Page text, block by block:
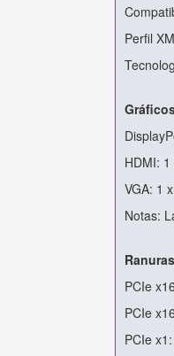
Perfil
HDMI:
VGA: 1
Notas:
PCIe
PCIe
PCIe